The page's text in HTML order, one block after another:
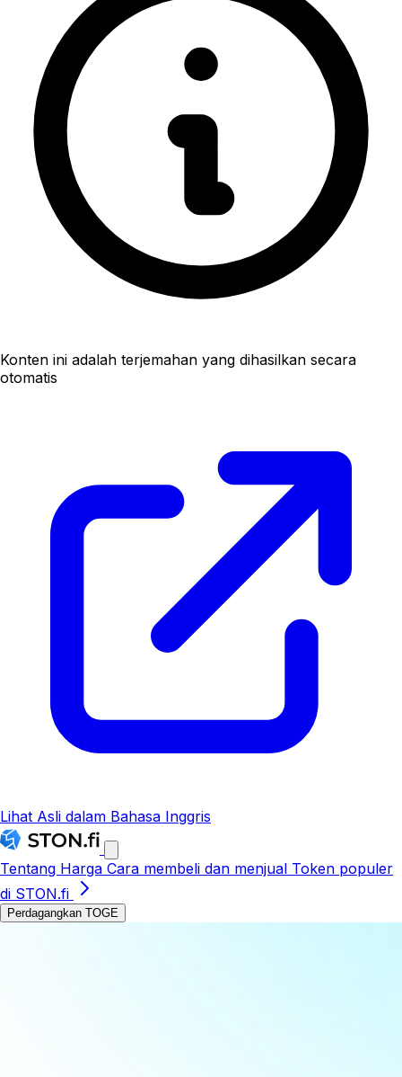
Konten ini adalah terjemahan yang dihasilkan secara
otomatis
Lihat Asli dalam Bahasa Inggris
Tentang Harga Cara membeli dan menjual Token populer
di STON.fi
Perdagangkan TOGE